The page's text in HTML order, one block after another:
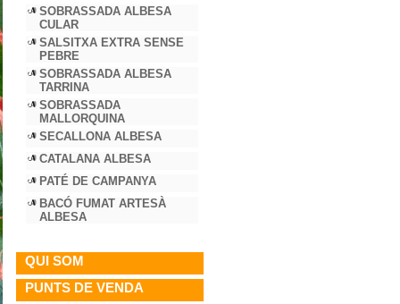
SOBRASSADA ALBESA
CULAR
SALSITXA EXTRA SENSE
PEBRE
SOBRASSADA ALBESA
TARRINA
SOBRASSADA
MALLORQUINA
SECALLONA ALBESA
CATALANA ALBESA
PATÉ DE CAMPANYA
BACÓ FUMAT ARTESÀ
ALBESA
QUI SOM
PUNTS DE VENDA